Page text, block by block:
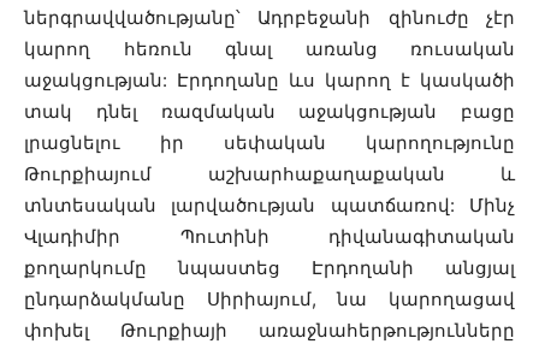
ներգրավվածությանը՝ Ադրբեջանի զինուժը չէր
կարող հեռուն գնալ առանց ռուսական
աջակցության: Էրդողանը ևս կարող է կասկածի
տակ դնել ռազմական աջակցության բացը
լրացնելու իր սեփական կարողությունը
Թուրքիայում աշխարհաքաղաքական և
տնտեսական լարվածության պատճառով: Մինչ
Վլադիմիր Պուտինի դիվանագիտական
քողարկումը նպաստեց Էրդողանի անցյալ
ընդարձակմանը Սիրիայում,նա կարողացավ
փոխել Թուրքիայի առաջնահերթությունները